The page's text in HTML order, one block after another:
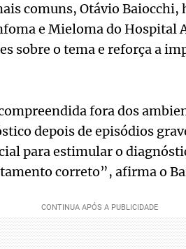
comuns, Otávio
e Mieloma do Hospital
sobre o tema e reforça a
fora dos
depois de episódios
para estimular o
correto”, afirma o